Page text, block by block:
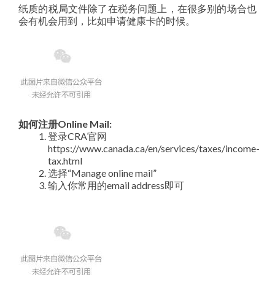
纸质的税局文件除了在税务问题上，在很多别的场合也
会有机会用到，比如申请健康卡的时候。
如何注册Online Mail:
登录CRA官网
https://www.canada.ca/en/services/taxes/income-
tax.html
选择“Manage online mail”
输入你常用的email address即可